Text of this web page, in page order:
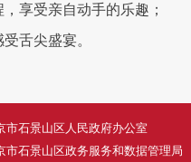
享受亲自动手的乐趣；
舌尖盛宴。
市石景山区人民政府办公室
市石景山区政务服务和数据管理局